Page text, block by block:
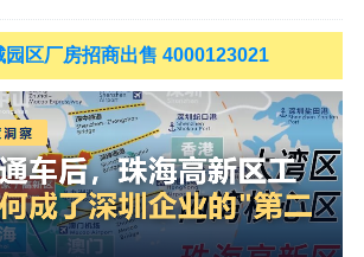
万洋 均和 平谦迈高 咨询热线： 400-0123-
园区厂房招商出售 4000123021